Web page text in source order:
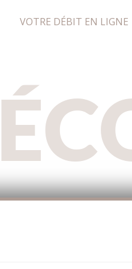
VOTRE DÉBIT EN LIGNE